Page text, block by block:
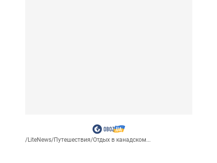
/LiteNews/Путешествия/Отдых в канадском...